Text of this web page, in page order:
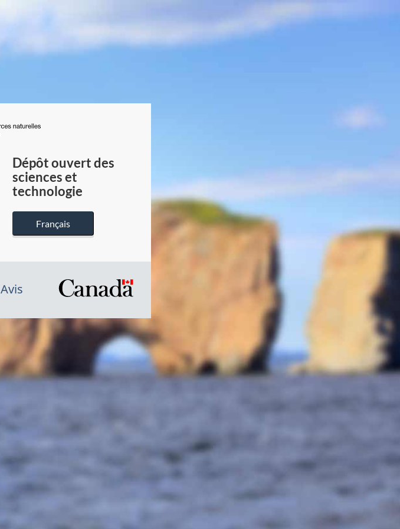
du
Canada
Dépôt ouvert des
sciences et
technologie
Français
Avis
/
du
gouvernement
du